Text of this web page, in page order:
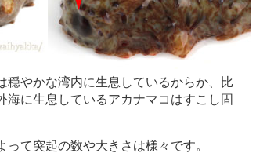
穏やかな湾内に生息しているからか、比
海に生息しているアカナマコはすこし固
て突起の数や大きさは様々です。